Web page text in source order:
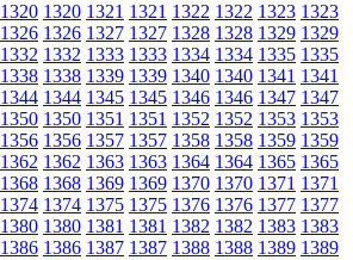
1320 1320 1321 1321 1322 1322 1323 1323
1326 1326 1327 1327 1328 1328 1329 1329
1332 1332 1333 1333 1334 1334 1335 1335
1338 1338 1339 1339 1340 1340 1341 1341
1344 1344 1345 1345 1346 1346 1347 1347
1350 1350 1351 1351 1352 1352 1353 1353
1356 1356 1357 1357 1358 1358 1359 1359
1362 1362 1363 1363 1364 1364 1365 1365
1368 1368 1369 1369 1370 1370 1371 1371
1374 1374 1375 1375 1376 1376 1377 1377
1380 1380 1381 1381 1382 1382 1383 1383
1386 1386 1387 1387 1388 1388 1389 1389